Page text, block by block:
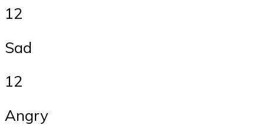
12
Sad
12
Angry